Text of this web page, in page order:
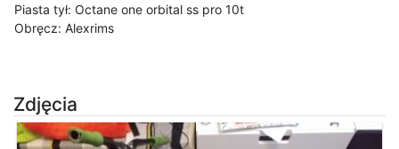
Piasta tył: Octane one orbital ss pro 10t
Obręcz: Alexrims
Zdjęcia